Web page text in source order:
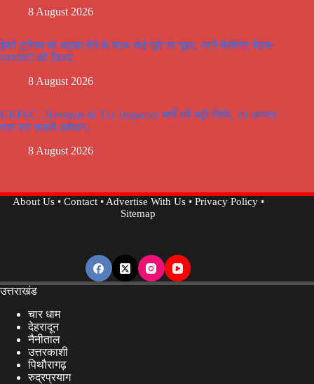
8 August 2026
ईको टूरिज्म को बढ़ावा देने के साथ कई मूद्दो पर मूहर, जानें कैबिनेट बैठक
प्रस्तावों की लिस्ट
8 August 2026
UKPSC : Revenue & Tax Inspector भर्ती की बढ़ी तिथि, 18 अगस्त
तक कर सकते आवेदन..
8 August 2026
About Us• Contact•Advertise With Us• Privacy Policy•
Sitemap
उत्तराखंड
चार धाम
देहरादून
नैनीताल
उत्तरकाशी
पिथौरागढ़
रुद्रप्रयाग